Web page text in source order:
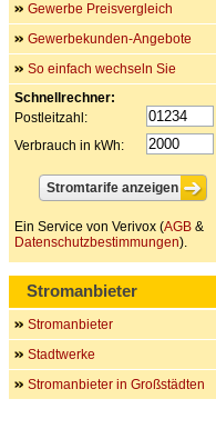
Gewerbe Preisvergleich
Gewerbekunden-Angebote
So einfach wechseln Sie
Schnellrechner:
Postleitzahl:
Verbrauch in kWh:
Ein Service von Verivox (AGB &
Datenschutzbestimmungen).
Stromanbieter
Stromanbieter
Stadtwerke
Stromanbieter in Großstädten